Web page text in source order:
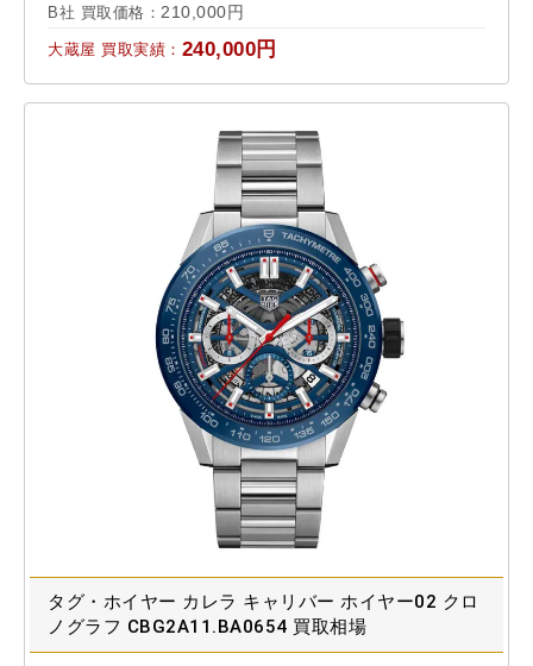
B社 買取価格： 210,000円
大蔵屋 買取実績： 240,000円
タグ・ホイヤー カレラ キャリバー ホイヤー02 クロ
ノグラフ CBG2A11.BA0654 買取相場